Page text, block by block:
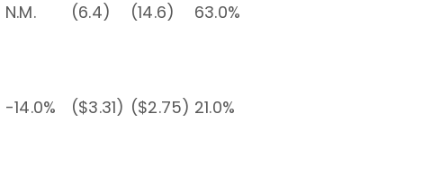
N.M. (6.4) (14.6) 63.0%
-14.0% ($3.31) ($2.75) 21.0%